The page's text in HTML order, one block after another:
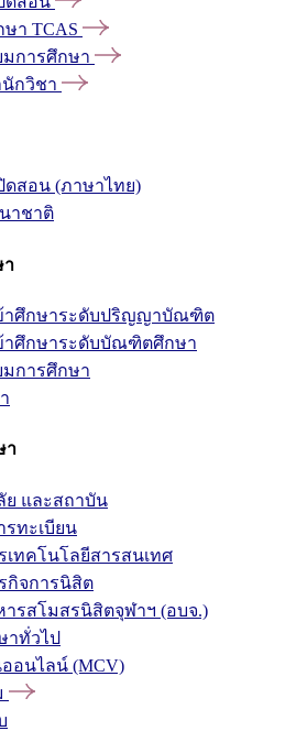
า TCAS
มการศึกษา
กวิชา
ดสอน (ภาษาไทย)
าชาติ
า
าศึกษาระดับปริญญาบัณฑิต
าศึกษาระดับบัณฑิตศึกษา
มการศึกษา
า
และสถาบัน
รทะเบียน
เทคโนโลยีสารสนเทศ
กิจการนิสิต
ารสโมสรนิสิตจุฬาฯ (อบจ.)
าทั่วไป
อนไลน์ (MCV)